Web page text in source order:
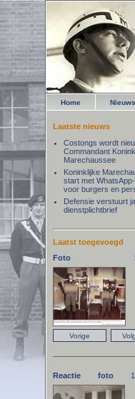
Home Nieuws
Laatste nieuws
Costongs wordt
Commandant
Marechaussee
Koninklijke
start met
voor burgers en
Defensie verstuurt
dienstplichtbrief
Laatst toegevoegd
Foto
Reactie foto